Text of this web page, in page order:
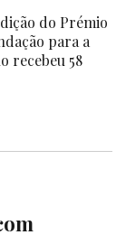
do Prémio
para a
recebeu 58